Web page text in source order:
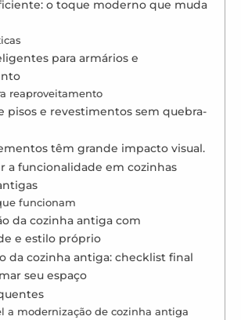
o toque moderno que muda
para armários e
reaproveitamento
pisos e revestimentos sem quebra-
têm grande impacto visual.
a funcionalidade em cozinhas
funcionam
da cozinha antiga com
e estilo próprio
da cozinha antiga: checklist final
seu espaço
a modernização de cozinha antiga